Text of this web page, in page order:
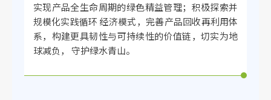
实现产品全生命周期的绿色精益管理；积极探索并
规模化实践循环 经济模式，完善产品回收再利用体
系，构建更具韧性与可持续性的价值链，切实为地
球减负， 守护绿水青山。